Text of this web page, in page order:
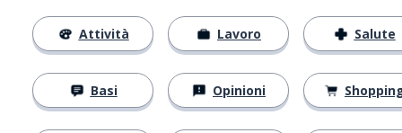
Attività
Basi
Lavoro
Opinioni
Salute